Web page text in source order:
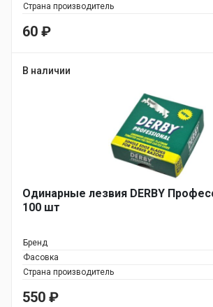
Страна производитель
60 ₽
В наличии
Одинарные лезвия DERBY
100 шт
Бренд
Фасовка
Страна производитель
550 ₽